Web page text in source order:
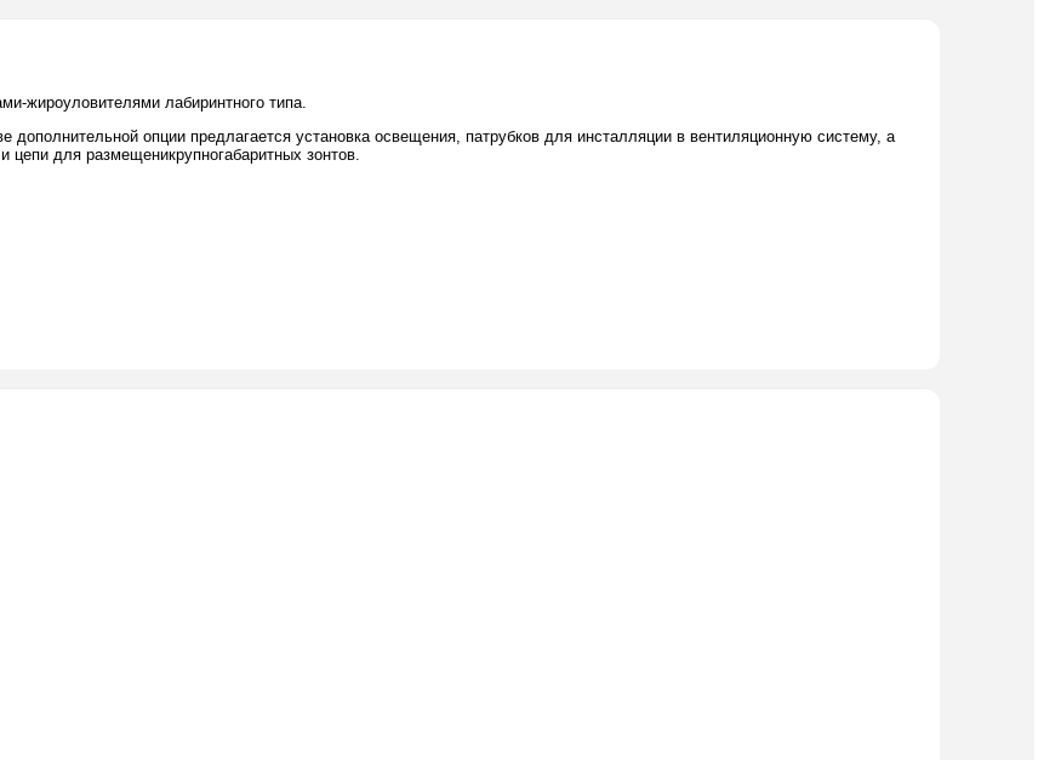
жироуловителями лабиринтного типа.
опции предлагается установка освещения, патрубков для инсталляции в вентиляционную систему, а
для размещеникрупногабаритных зонтов.